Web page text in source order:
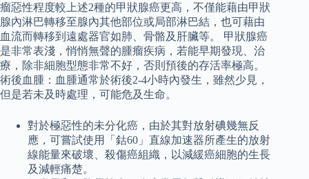
瘤惡性程度較上述2種的甲狀腺癌更高，不僅能藉由甲狀
腺內淋巴轉移至腺內其他部位或局部淋巴結，也可藉由
血流而轉移到遠處器官如肺、骨骼及肝臟等。 甲狀腺癌
是非常表淺，悄悄無聲的腫瘤疾病，若能早期發現、治
療，除非細胞型態非常不好，否則預後的存活率極高。
術後血腫：血腫通常於術後2-4小時內發生，雖然少見，
但是若未及時處理，可能危及生命。
對於極惡性的未分化癌，由於其對放射碘幾無反
應，可嘗試使用「鈷60」直線加速器所產生的放射
線能量來破壞、殺傷癌組織，以減緩癌細胞的生長
及減輕痛楚。